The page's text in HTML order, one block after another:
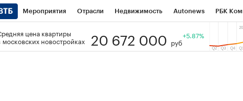
Мероприятия Отрасли Недвижимость Autonews РБК
РБК РБК Образование Тренды
цена квартиры
московских новостройках
20 672 000 руб
+5.87%